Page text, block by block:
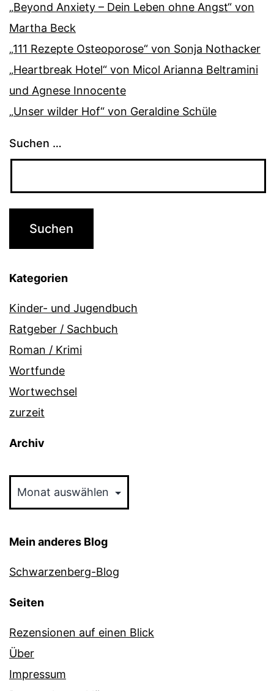
„Beyond Anxiety – Dein Leben ohne Angst“ von
Martha Beck
„111 Rezepte Osteoporose“ von Sonja Nothacker
„Heartbreak Hotel“ von Micol Arianna Beltramini
und Agnese Innocente
„Unser wilder Hof“ von Geraldine Schüle
Suchen …
Kategorien
Kinder- und Jugendbuch
Ratgeber / Sachbuch
Roman / Krimi
Wortfunde
Wortwechsel
zurzeit
Archiv
Mein anderes Blog
Schwarzenberg-Blog
Seiten
Rezensionen auf einen Blick
Über
Impressum